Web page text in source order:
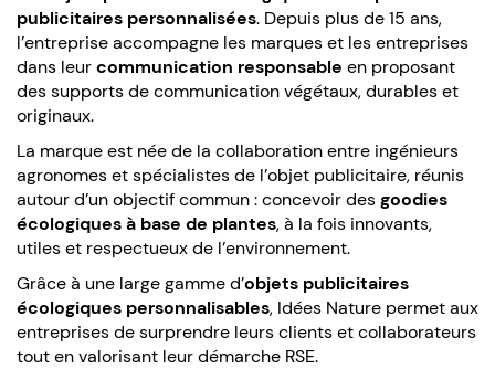
publicitaires personnalisées. Depuis plus de 15 ans,
l’entreprise accompagne les marques et les entreprises
dans leurcommunication responsable en proposant
des supports de communication végétaux, durables et
originaux.
La marque est née de la collaboration entre ingénieurs
agronomes et spécialistes de l’objet publicitaire, réunis
autour d’un objectif commun : concevoir desgoodies
écologiques à base de plantes, à la fois innovants,
utiles et respectueux de l’environnement.
Grâce à une large gamme d’objets publicitaires
écologiques personnalisables, Idées Nature permet aux
entreprises de surprendre leurs clients et collaborateurs
tout en valorisant leur démarche RSE.